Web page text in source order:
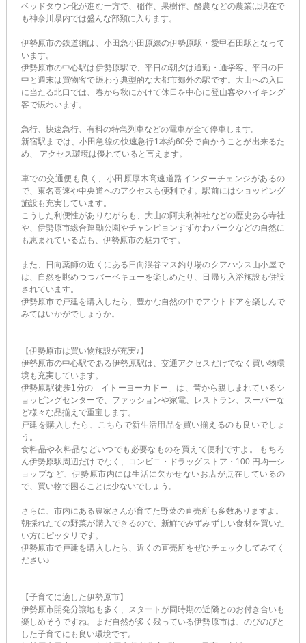
ベッドタウン化が進む一方で、稲作、果樹作、酪農などの農業は現在で
も神奈川県内では盛んな部類に入ります。
伊勢原市の鉄道網は、小田急小田原線の伊勢原駅・愛甲石田駅となって
います。
伊勢原市の中心駅は伊勢原駅で、平日の朝夕は通勤・通学客、平日の日
中と週末は買物客で賑わう典型的な大都市郊外の駅です。大山への入口
に当たる北口では、春から秋にかけて休日を中心に登山客やハイキング
客で賑わいます。
急行、快速急行、有料の特急列車などの電車が全て停車します。
新宿駅までは、小田急線の快速急行1本約60分で向かうことが出来るた
め、 アクセス環境は優れていると言えます。
車での交通便も良く、小田原厚木高速道路インターチェンジがあるの
で、東名高速や中央道へのアクセスも便利です。駅前にはショッピング
施設も充実しています。
こうした利便性がありながらも、大山の阿夫利神社などの歴史ある寺社
や、伊勢原市総合運動公園やチャンピョンすずかわパークなどの自然に
も恵まれている点も、伊勢原市の魅力です。
また、日向薬師の近くにある日向渓谷マス釣り場のクアハウス山小屋で
は、自然を眺めつつバーベキューを楽しめたり、日帰り入浴施設も併設
されています。
伊勢原市で戸建を購入したら、豊かな自然の中でアウトドアを楽しんで
みてはいかがでしょうか。
【伊勢原市は買い物施設が充実♪】
伊勢原市の中心駅である伊勢原駅は、交通アクセスだけでなく買い物環
境も充実しています。
伊勢原駅徒歩1分の「イトーヨーカドー」は、昔から親しまれているシ
ョッピングセンターで、ファッションや家電、レストラン、スーパーな
ど様々な品揃えで重宝します。
戸建を購入したら、こちらで新生活用品を買い揃えるのも良いでしょ
う。
食料品や衣料品などいつでも必要なものを買えて便利ですよ。 もちろ
ん伊勢原駅周辺だけでなく、コンビニ・ドラッグストア・100 円均一シ
ョップなど、伊勢原市内には生活に欠かせないお店が点在しているの
で、買い物で困ることは少ないでしょう。
さらに、市内にある農家さんが育てた野菜の直売所も多数ありますよ。
朝採れたての野菜が購入できるので、新鮮でみずみずしい食材を買いた
い方にピッタリです。
伊勢原市で戸建を購入したら、近くの直売所をぜひチェックしてみてく
ださい♪
【子育てに適した伊勢原市】
伊勢原市開発分譲地も多く、スタートが同時期の近隣とのお付き合いも
楽しめそうですね。まだ自然が多く残っている伊勢原市は、のびのびと
した子育てにも良い環境です。